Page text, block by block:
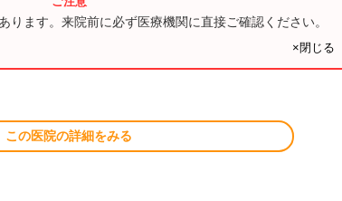
ります。来院前に必ず医療機関に直接ご確認ください。
×閉じる
この医院の詳細をみる